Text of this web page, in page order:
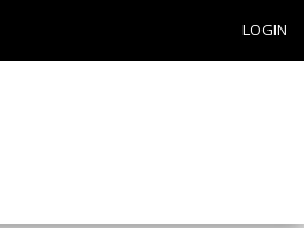
LOGIN